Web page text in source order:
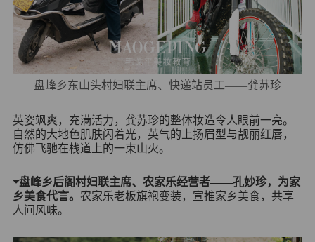
盘峰乡东山头村妇联主席、快递站员工——龚苏珍
英姿飒爽，充满活力，龚苏珍的整体妆造令人眼前一亮。
自然的大地色肌肤闪着光，英气的上扬眉型与靓丽红唇，
仿佛飞驰在栈道上的一束山火。
⏷盘峰乡后阁村妇联主席、农家乐经营者——孔妙珍，为家
乡美食代言。 农家乐老板旗袍变装，宣推家乡美食，共享
人间风味。